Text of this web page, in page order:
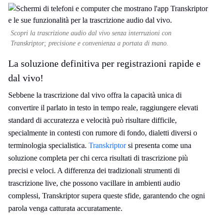
Scopri la trascrizione audio dal vivo senza interruzioni con
Transkriptor; precisione e convenienza a portata di mano.
La soluzione definitiva per registrazioni rapide e
dal vivo!
Sebbene la trascrizione dal vivo offra la capacità unica di
convertire il parlato in testo in tempo reale, raggiungere elevati
standard di accuratezza e velocità può risultare difficile,
specialmente in contesti con rumore di fondo, dialetti diversi o
terminologia specialistica. Transkriptorsi presenta come una
soluzione completa per chi cerca risultati di trascrizione più
precisi e veloci. A differenza dei tradizionali strumenti di
trascrizione live, che possono vacillare in ambienti audio
complessi, Transkriptor supera queste sfide, garantendo che ogni
parola venga catturata accuratamente.